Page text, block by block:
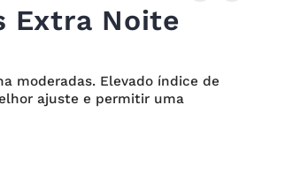
Extra Noite
moderadas. Elevado índice de
ajuste e permitir uma